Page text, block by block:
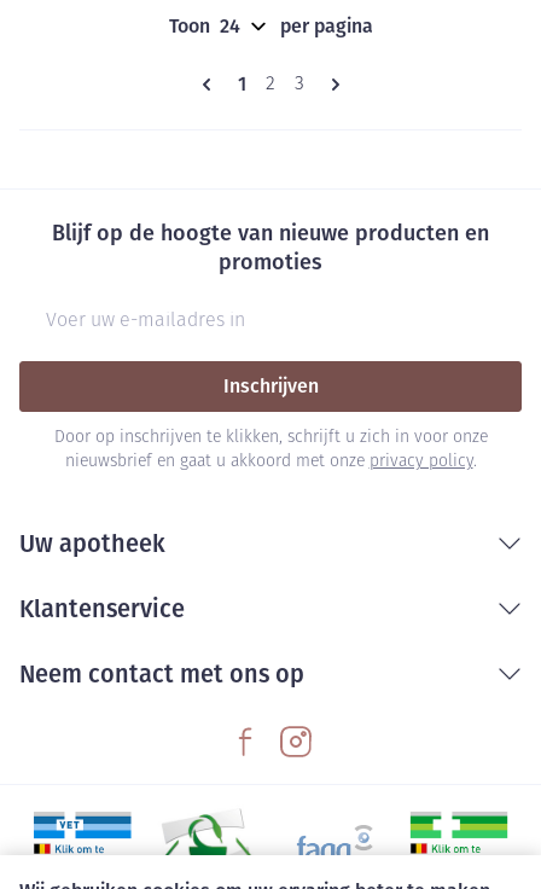
Pagina's
U lees momenteel pagina
1 Pagina
2 Pagina
3
Toon per pagina
Blijf op de hoogte van nieuwe producten en
promoties
Inschrijven
Door op inschrijven te klikken, schrijft u zich in voor onze
nieuwsbrief en gaat u akkoord met onze privacy policy.
Uw apotheek
Klantenservice
Neem contact met ons op